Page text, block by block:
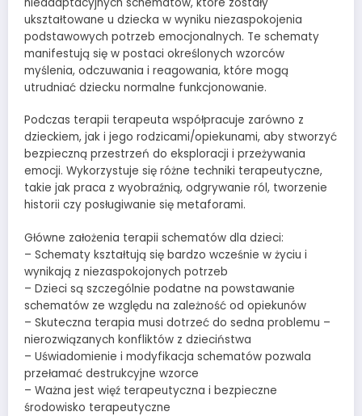
ukształtowane u dziecka w wyniku niezaspokojenia
podstawowych potrzeb emocjonalnych. Te schematy
manifestują się w postaci określonych wzorców
myślenia, odczuwania i reagowania, które mogą
utrudniać dziecku normalne funkcjonowanie.
Podczas terapii terapeuta współpracuje zarówno z
dzieckiem, jak i jego rodzicami/opiekunami, aby stworzyć
bezpieczną przestrzeń do eksploracji i przeżywania
emocji. Wykorzystuje się różne techniki terapeutyczne,
takie jak praca z wyobraźnią, odgrywanie ról, tworzenie
historii czy posługiwanie się metaforami.
Główne założenia terapii schematów dla dzieci:
– Schematy kształtują się bardzo wcześnie w życiu i
wynikają z niezaspokojonych potrzeb
– Dzieci są szczególnie podatne na powstawanie
schematów ze względu na zależność od opiekunów
– Skuteczna terapia musi dotrzeć do sedna problemu –
nierozwiązanych konfliktów z dzieciństwa
– Uświadomienie i modyfikacja schematów pozwala
przełamać destrukcyjne wzorce
– Ważna jest więź terapeutyczna i bezpieczne
środowisko terapeutyczne